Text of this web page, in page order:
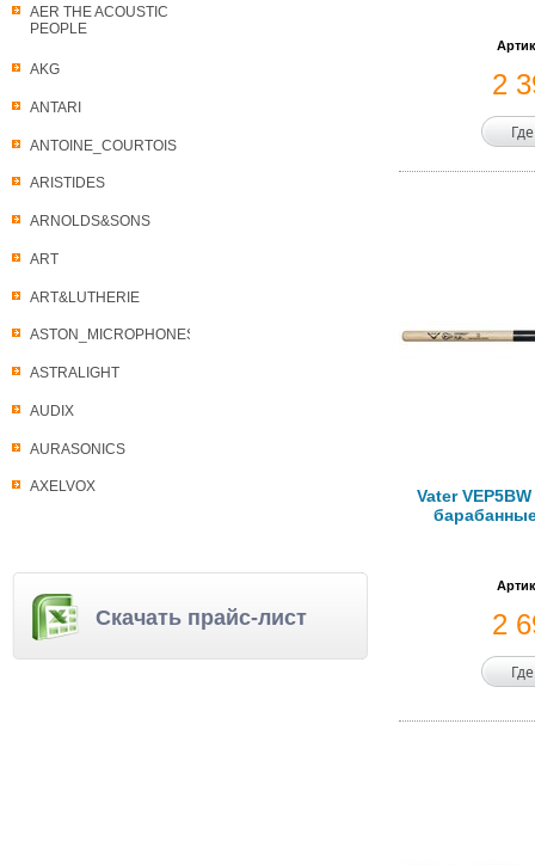
AER THE ACOUSTIC
PEOPLE
AKG
ANTARI
ANTOINE_COURTOIS
ARISTIDES
ARNOLDS&SONS
ART
ART&LUTHERIE
ASTON_MICROPHONES
ASTRALIGHT
AUDIX
AURASONICS
AXELVOX
Скачать прайс-лист
2
Vater
2